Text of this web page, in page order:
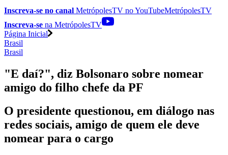
Inscreva-se no canal MetrópolesTV noYouTubeMetrópolesTV
Inscreva-se na MetrópolesTV
Página Inicial
Brasil
Brasil
"E daí?", diz Bolsonaro sobre nomear
amigo do filho chefe da PF
O presidente questionou, em diálogo nas
redes sociais, amigo de quem ele deve
nomear para o cargo